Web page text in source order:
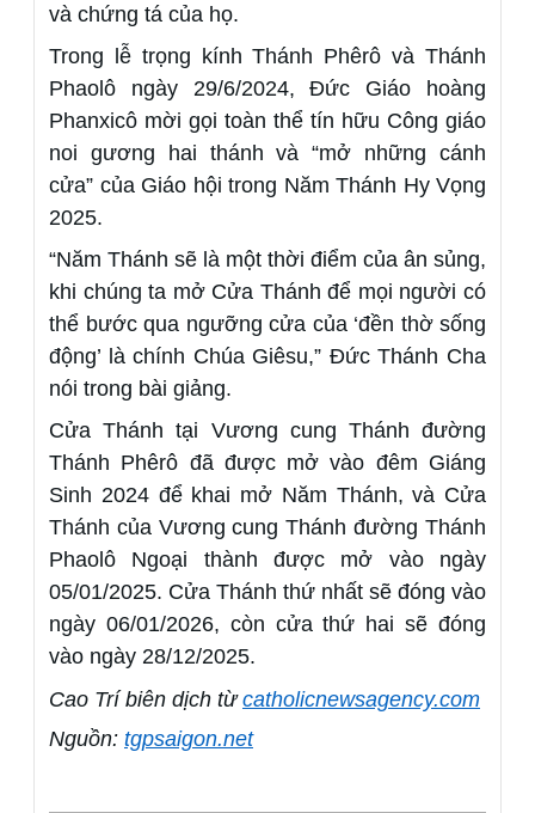
và chứng tá của họ.
Trong lễ trọng kính Thánh Phêrô và Thánh
Phaolô ngày 29/6/2024, Đức Giáo hoàng
Phanxicô mời gọi toàn thể tín hữu Công giáo
noi gương hai thánh và “mở những cánh
cửa” của Giáo hội trong Năm Thánh Hy Vọng
2025.
“Năm Thánh sẽ là một thời điểm của ân sủng,
khi chúng ta mở Cửa Thánh để mọi người có
thể bước qua ngưỡng cửa của ‘đền thờ sống
động’ là chính Chúa Giêsu,” Đức Thánh Cha
nói trong bài giảng.
Cửa Thánh tại Vương cung Thánh đường
Thánh Phêrô đã được mở vào đêm Giáng
Sinh 2024 để khai mở Năm Thánh, và Cửa
Thánh của Vương cung Thánh đường Thánh
Phaolô Ngoại thành được mở vào ngày
05/01/2025. Cửa Thánh thứ nhất sẽ đóng vào
ngày 06/01/2026, còn cửa thứ hai sẽ đóng
vào ngày 28/12/2025.
Cao Trí biên dịch từcatholicnewsagency.com
Nguồn: tgpsaigon.net